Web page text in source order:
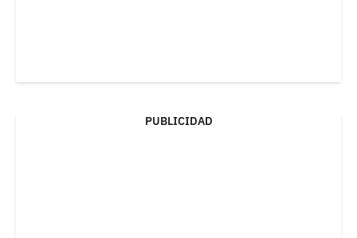
PUBLICIDAD